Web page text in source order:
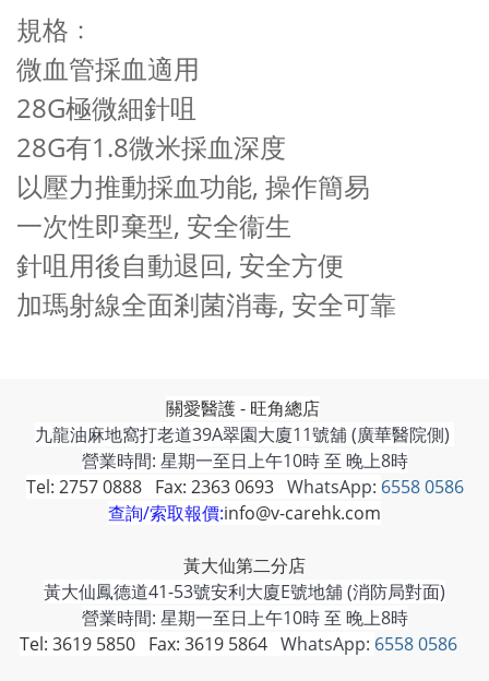
規格﹕
微血管採血適用
28G極微細針咀
28G有1.8微米採血深度
以壓力推動採血功能, 操作簡易
一次性即棄型, 安全衞生
針咀用後自動退回, 安全方便
加瑪射線全面剎菌消毒, 安全可靠
關愛醫護 - 旺角總店
九龍油麻地窩打老道39A翠園大廈11號舖 (廣華醫院側)
營業時間: 星期一至日上午10時 至 晚上8時
Tel: 2757 0888 Fax: 2363 0693WhatsApp: 6558 0586
查詢/索取報價:info@v-carehk.com
黃大仙第二分店
黃大仙鳳德道41-53號安利大廈E號地舖 (消防局對面)
營業時間: 星期一至日上午10時 至 晚上8時
Tel: 3619 5850 Fax: 3619 5864WhatsApp: 6558 0586